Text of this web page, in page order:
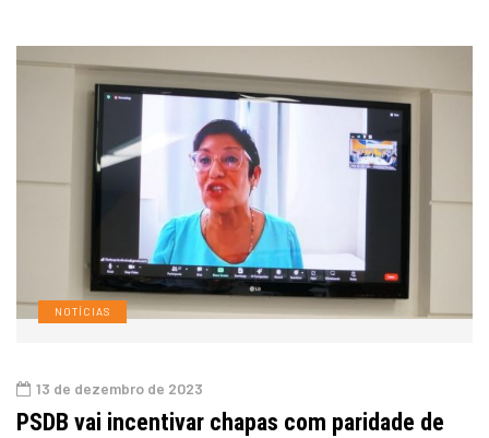
NOTÍCIAS
13 de dezembro de 2023
PSDB vai incentivar chapas com paridade de